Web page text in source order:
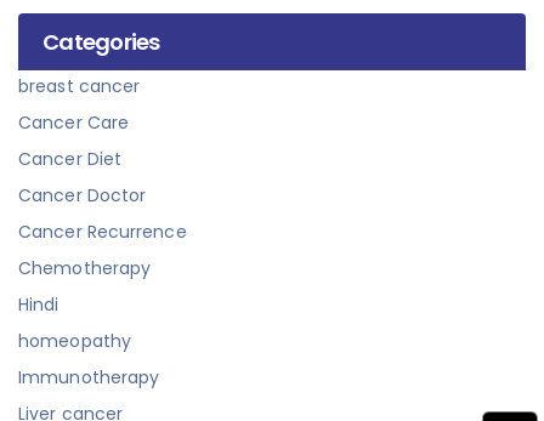
Categories
breast cancer
Cancer Care
Cancer Diet
Cancer Doctor
Cancer Recurrence
Chemotherapy
Hindi
homeopathy
Immunotherapy
Liver cancer